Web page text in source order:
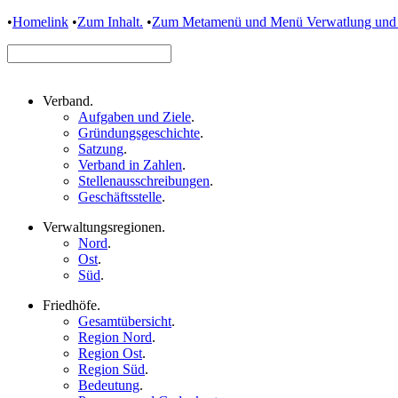
•Homelink •Zum Inhalt. •Zum Metamenü und Menü Verwatlung
Verband.
Aufgaben und Ziele.
Gründungsgeschichte.
Satzung.
Verband in Zahlen.
Stellenausschreibungen.
Geschäftsstelle.
Verwaltungsregionen.
Nord.
Ost.
Süd.
Friedhöfe.
Gesamtübersicht.
Region Nord.
Region Ost.
Region Süd.
Bedeutung.